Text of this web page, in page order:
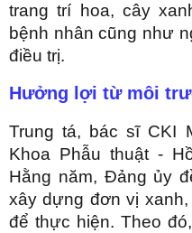
trang trí hoa, cây
bệnh nhân cũng như
điều trị.
Hưởng lợi từ môi
Trung tá, bác sĩ CKI
Khoa Phẫu thuật -
Hằng năm, Đảng ủy
xây dựng đơn vị
để thực hiện. Theo